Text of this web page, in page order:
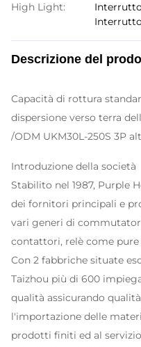
High Light:
Descrizione del
Capacità di rottura
dispersione verso terra
/ODM UKM30L-250S 3P
Introduzione della società
Stabilito nel 1987, Purple
dei fornitori principali e
vari generi di
contattori, relè come
Con 2 fabbriche situate
Taizhou più di 600
qualità assicurando
l'importazione delle
prodotti finiti ed al